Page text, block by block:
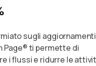
sugli aggiornamenti
Page® ti permette di
i flussi e ridurre le